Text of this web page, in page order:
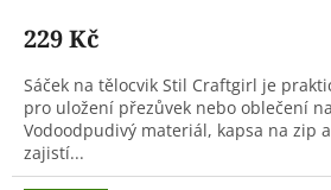
229 Kč
Sáček na tělocvik Stil Craftgirl je
pro uložení přezůvek nebo oblečení
Vodoodpudivý materiál, kapsa na zip
zajistí...